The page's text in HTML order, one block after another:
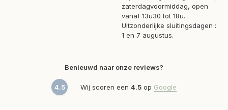
zaterdagvoormiddag, open
vanaf 13u30 tot 18u.
Uitzonderlijke sluitingsdagen :
1 en 7 augustus.
Benieuwd naar onze reviews?
4.5 Wij scoren een 4.5 op Google